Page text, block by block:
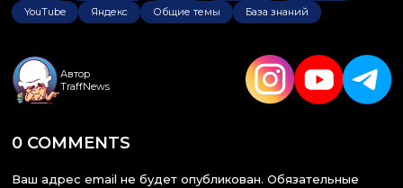
YouTube Яндекс Общие темы База знаний
Автор
TraffNews
0 COMMENTS
Ваш адрес email не будет опубликован. Обязательные